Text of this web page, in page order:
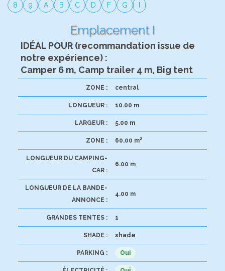
8
9 A B C D F G
Emplacement I
IDÉAL POUR (recommandation issue de
notre expérience) :
Camper 6 m, Camp trailer 4 m, Big tent
ZONE : central
LONGUEUR : 10.00 m
LARGEUR : 5.00 m
ZONE : 60.00 m2
LONGUEUR DU CAMPING-
CAR :
6.00 m
LONGUEUR DE LA BANDE-
ANNONCE :
4.00 m
GRANDES TENTES : 1
SHADE : shade
PARKING : Oui